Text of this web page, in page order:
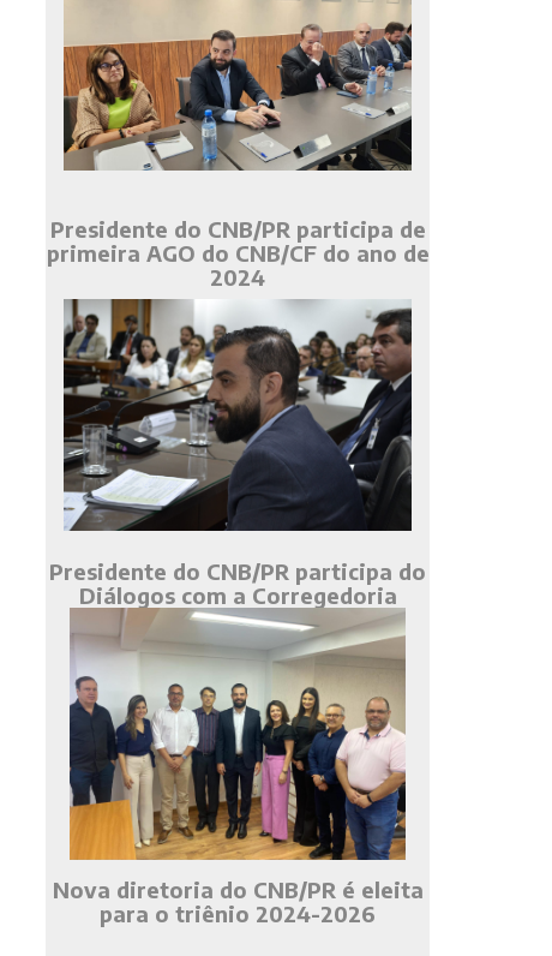
Presidente do CNB/PR participa de
primeira AGO do CNB/CF do ano de
2024
Presidente do CNB/PR participa do
Diálogos com a Corregedoria
Nova diretoria do CNB/PR é eleita
para o triênio 2024-2026